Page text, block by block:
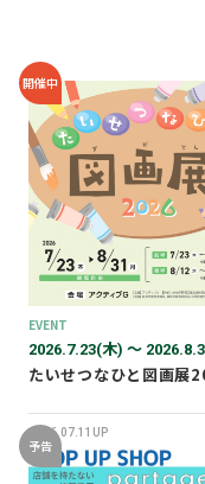
開催中
EVENT
2026.7.23(木) 〜
たいせつなひと図画展
2026.07.11UP
予告